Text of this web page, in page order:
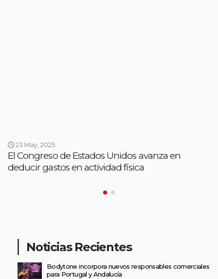
23 May, 2025
El Congreso de Estados Unidos avanza en
deducir gastos en actividad física
Noticias Recientes
Bodytone incorpora nuevos responsables comerciales
para Portugal y Andalucía